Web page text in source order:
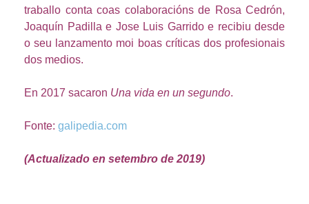
traballo conta coas colaboracións de Rosa Cedrón,
Joaquín Padilla e Jose Luis Garrido e recibiu desde
o seu lanzamento moi boas críticas dos profesionais
dos medios.
En 2017 sacaron Una vida en un segundo.
Fonte: galipedia.com
(Actualizado en setembro de 2019)